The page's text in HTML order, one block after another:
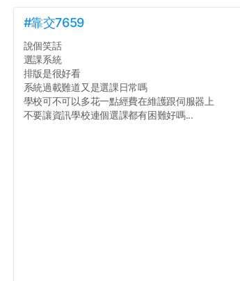
#靠交7659
說個笑話
選課系統
排版是很好看
系統過載難道又是選課日常嗎
學校可不可以多花一點經費在維護跟伺服器上
不要讓資訊學校連個選課都有困難好嗎...